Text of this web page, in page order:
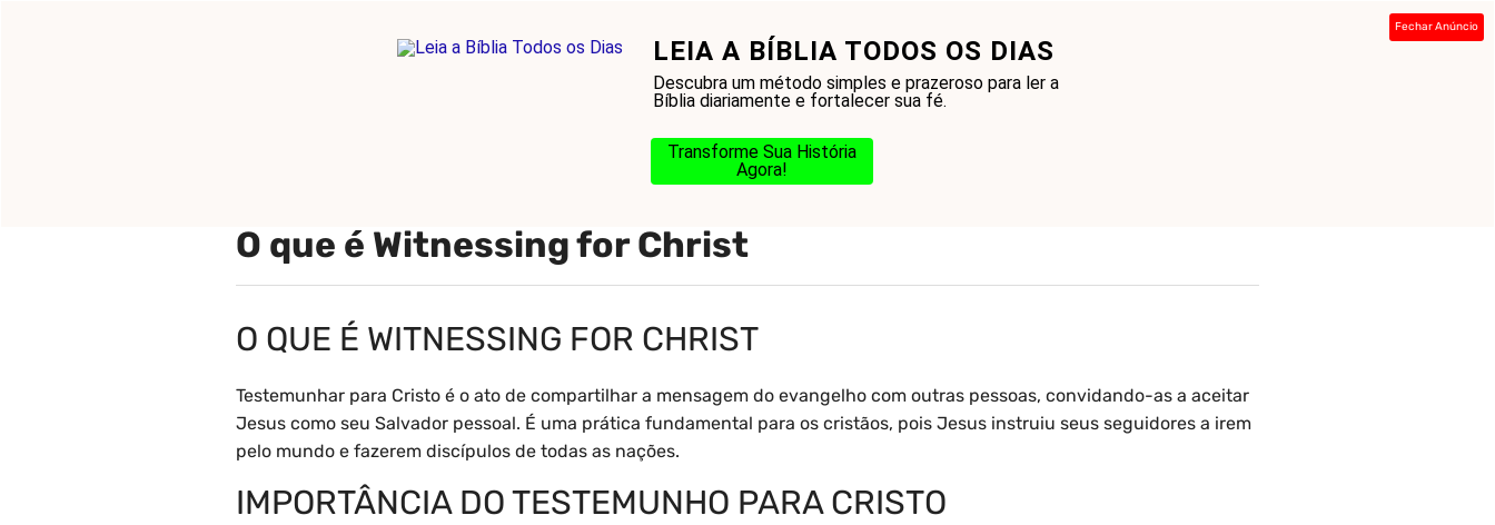
LEIA A BÍBLIA TODOS OS DIAS
Descubra um método simples e prazeroso para ler a
Bíblia diariamente e fortalecer sua fé.
Transforme Sua História
Agora!
Fechar Anúncio
Glossário Blog Na Jornada
O que é Witnessing for Christ
O QUE É WITNESSING FOR CHRIST
Testemunhar para Cristo é o ato de compartilhar a mensagem do evangelho com outras pessoas, convidando-as a aceitar
Jesus como seu Salvador pessoal. É uma prática fundamental para os cristãos, pois Jesus instruiu seus seguidores a irem
pelo mundo e fazerem discípulos de todas as nações.
IMPORTÂNCIA DO TESTEMUNHO PARA CRISTO